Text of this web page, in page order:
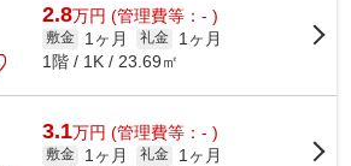
2.8万円 (管理費等：- )
敷金 1ヶ月 礼金
1ヶ月
1階 / 1K / 23.69㎡
3.1万円 (管理費等：- )
敷金 1ヶ月 礼金
1ヶ月